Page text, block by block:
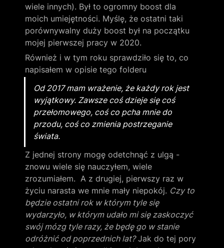
wiele innych). Był to ogromny boost dla
moich umiejętności. Myślę, że ostatni taki
porównywalny duży boost był na początku
mojej pierwszej pracy w 2020.
Również i w tym roku sprawdziło się to, co
napisałem w opisie tego folderu
Od 2017 mam wrażenie, że każdy rok jest
wyjątkowy. Zawsze coś dzieje się coś
przełomowego, coś co pcha mnie do
przodu, coś co zmienia postrzeganie
świata.
Z jednej strony mogę odetchnąć z ulgą -
znowu wiele się nauczyłem, wiele
zrozumiałem.  A z drugiej, pierwszy raz w
życiu narasta we mnie mały niepokój. Czy to
będzie ostatni rok w którym tyle się
wydarzyło, w którym udało mi się zaskoczyć
swój mózg tyle razy, że będę go w stanie
odróżnić od poprzednich lat? Jak do tej pory